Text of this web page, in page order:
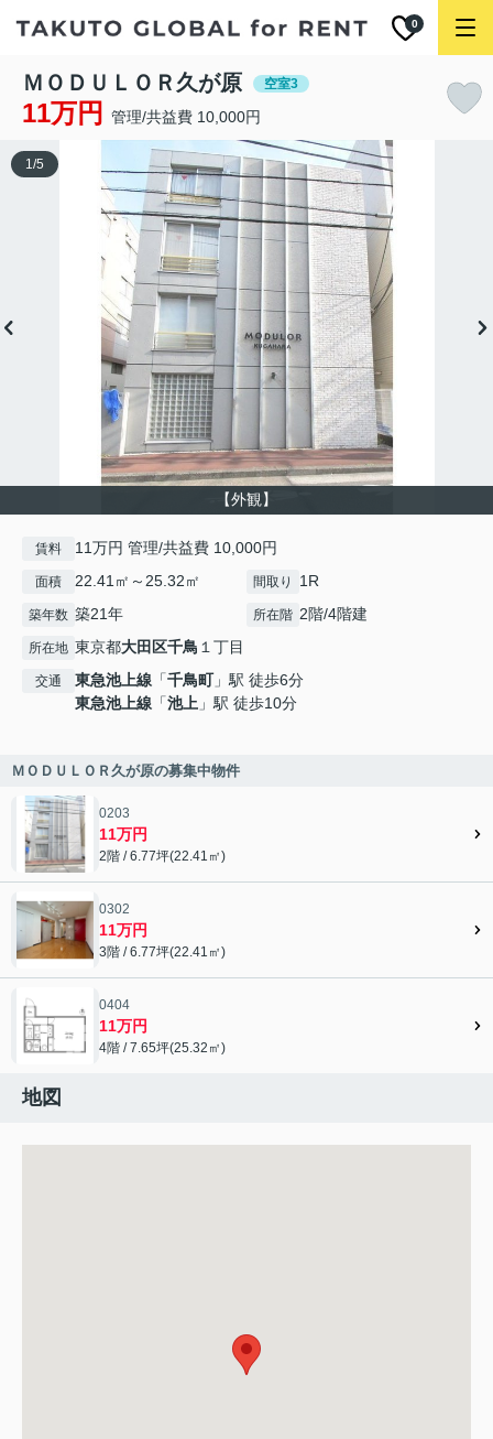
0
ＭＯＤＵＬＯＲ久が原 空室3
11万円 管理/共益費 10,000円
【外観】
1/5
賃料 11万円 管理/共益費 10,000円
面積 22.41㎡～25.32㎡ 間取り 1R
築年数 築21年 所在階 2階/4階建
所在地 東京都大田区千鳥 １丁目
交通 東急池上線 「千鳥町」駅 徒歩6分
東急池上線 「池上 」駅 徒歩10分
ＭＯＤＵＬＯＲ久が原の募集中物件
0203
11万円
2階 / 6.77坪(22.41㎡)
0302
11万円
3階 / 6.77坪(22.41㎡)
0404
11万円
4階 / 7.65坪(25.32㎡)
地図